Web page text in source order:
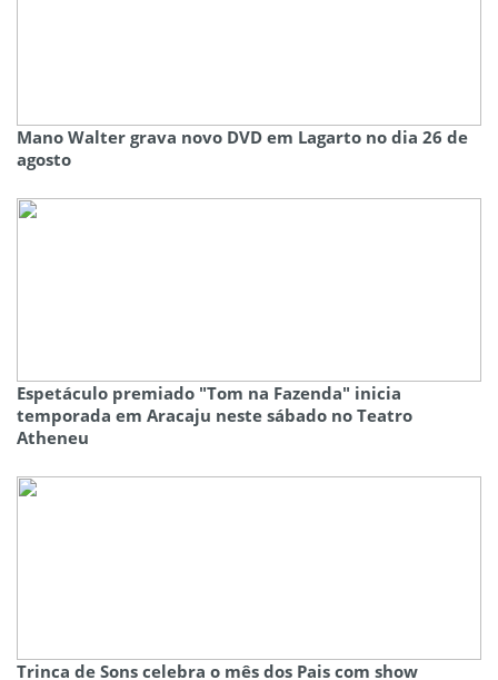
Mano Walter grava novo DVD em Lagarto no dia 26 de
agosto
Espetáculo premiado "Tom na Fazenda" inicia
temporada em Aracaju neste sábado no Teatro
Atheneu
Trinca de Sons celebra o mês dos Pais com show